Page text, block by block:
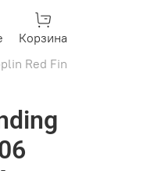
Корзина
Red Fin